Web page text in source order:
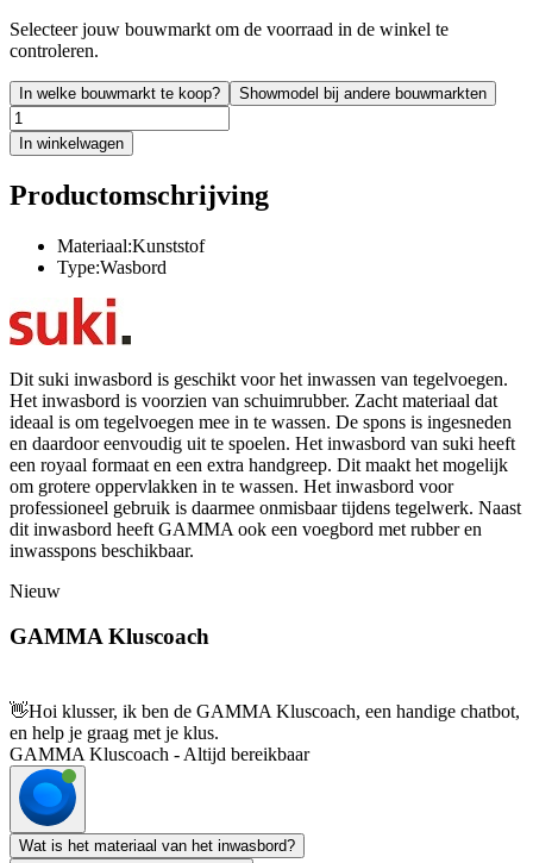
Selecteer jouw bouwmarkt om de voorraad in de winkel te
controleren.
In welke bouwmarkt te koop? Showmodel bij andere bouwmarkten
In winkelwagen
Productomschrijving
Materiaal:Kunststof
Type:Wasbord
Dit suki inwasbord is geschikt voor het inwassen van tegelvoegen.
Het inwasbord is voorzien van schuimrubber. Zacht materiaal dat
ideaal is om tegelvoegen mee in te wassen. De spons is ingesneden
en daardoor eenvoudig uit te spoelen. Het inwasbord van suki heeft
een royaal formaat en een extra handgreep. Dit maakt het mogelijk
om grotere oppervlakken in te wassen. Het inwasbord voor
professioneel gebruik is daarmee onmisbaar tijdens tegelwerk. Naast
dit inwasbord heeft GAMMA ook een voegbord met rubber en
inwasspons beschikbaar.
Nieuw
GAMMA Kluscoach
👋Hoi klusser, ik ben de GAMMA Kluscoach, een handige chatbot,
en help je graag met je klus.
GAMMA Kluscoach - Altijd bereikbaar
Wat is het materiaal van het inwasbord?